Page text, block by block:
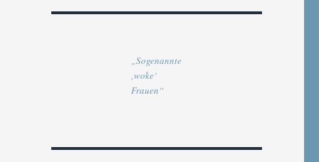
„Sogenannte
‚woke‘
Frauen“